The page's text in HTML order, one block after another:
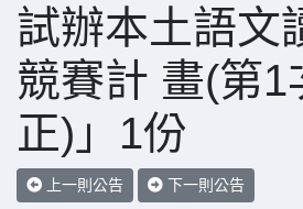
試辦本土語文
競賽計 畫(第1
正)」1份
上一則公告 下一則公告